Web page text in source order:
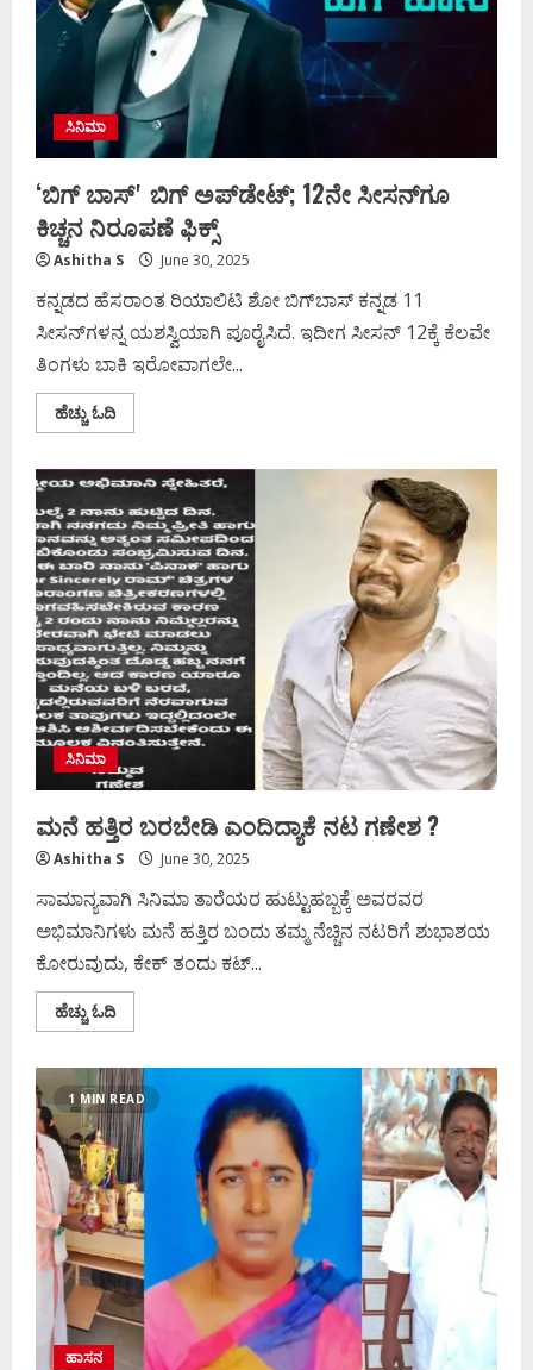
ಸಿನಿಮಾ
‘ಬಿಗ್‌ ಬಾಸ್‌ʼ ಬಿಗ್ ಅಪ್‌ಡೇಟ್; 12ನೇ ಸೀಸನ್‌ಗೂ
ಕಿಚ್ಚನ ನಿರೂಪಣೆ ಫಿಕ್ಸ್‌
Ashitha S June 30, 2025
ಕನ್ನಡದ ಹೆಸರಾಂತ ರಿಯಾಲಿಟಿ ಶೋ ಬಿಗ್‌ಬಾಸ್ ಕನ್ನಡ 11
ಸೀಸನ್‌ಗಳನ್ನ ಯಶಸ್ವಿಯಾಗಿ ಪೂರೈಸಿದೆ. ಇದೀಗ ಸೀಸನ್ 12ಕ್ಕೆ ಕೆಲವೇ
ತಿಂಗಳು ಬಾಕಿ ಇರೋವಾಗಲೇ...
ಹೆಚ್ಚು ಓದಿRead
more
ಬಾಸ್‌ʼ
ಬಿಗ್
ಅಪ್‌ಡೇಟ್;
12ನೇ
ಸೀಸನ್‌ಗೂ
ಕಿಚ್ಚನ
ನಿರೂಪಣೆ
ಫಿಕ್ಸ್‌
ಸಿನಿಮಾ
ಮನೆ ಹತ್ತಿರ ಬರಬೇಡಿ ಎಂದಿದ್ಯಾಕೆ ನಟ ಗಣೇಶ ?
Ashitha S June 30, 2025
ಸಾಮಾನ್ಯವಾಗಿ ಸಿನಿಮಾ ತಾರೆಯರ ಹುಟ್ಟುಹಬ್ಬಕ್ಕೆ ಅವರವರ
ಅಭಿಮಾನಿಗಳು ಮನೆ ಹತ್ತಿರ ಬಂದು ತಮ್ಮ ನೆಚ್ಚಿನ ನಟರಿಗೆ ಶುಭಾಶಯ
ಕೋರುವುದು, ಕೇಕ್ ತಂದು ಕಟ್...
ಹೆಚ್ಚು ಓದಿRead
more
ಹತ್ತಿರ
ಬರಬೇಡಿ
ಎಂದಿದ್ಯಾಕೆ
ನಟ
ಗಣೇಶ
?
1 MIN READ
ಹಾಸನ